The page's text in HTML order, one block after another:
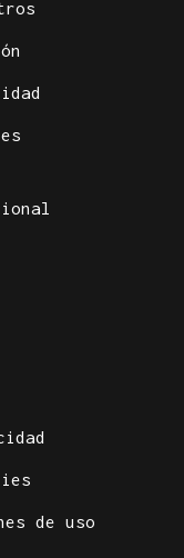
de uso